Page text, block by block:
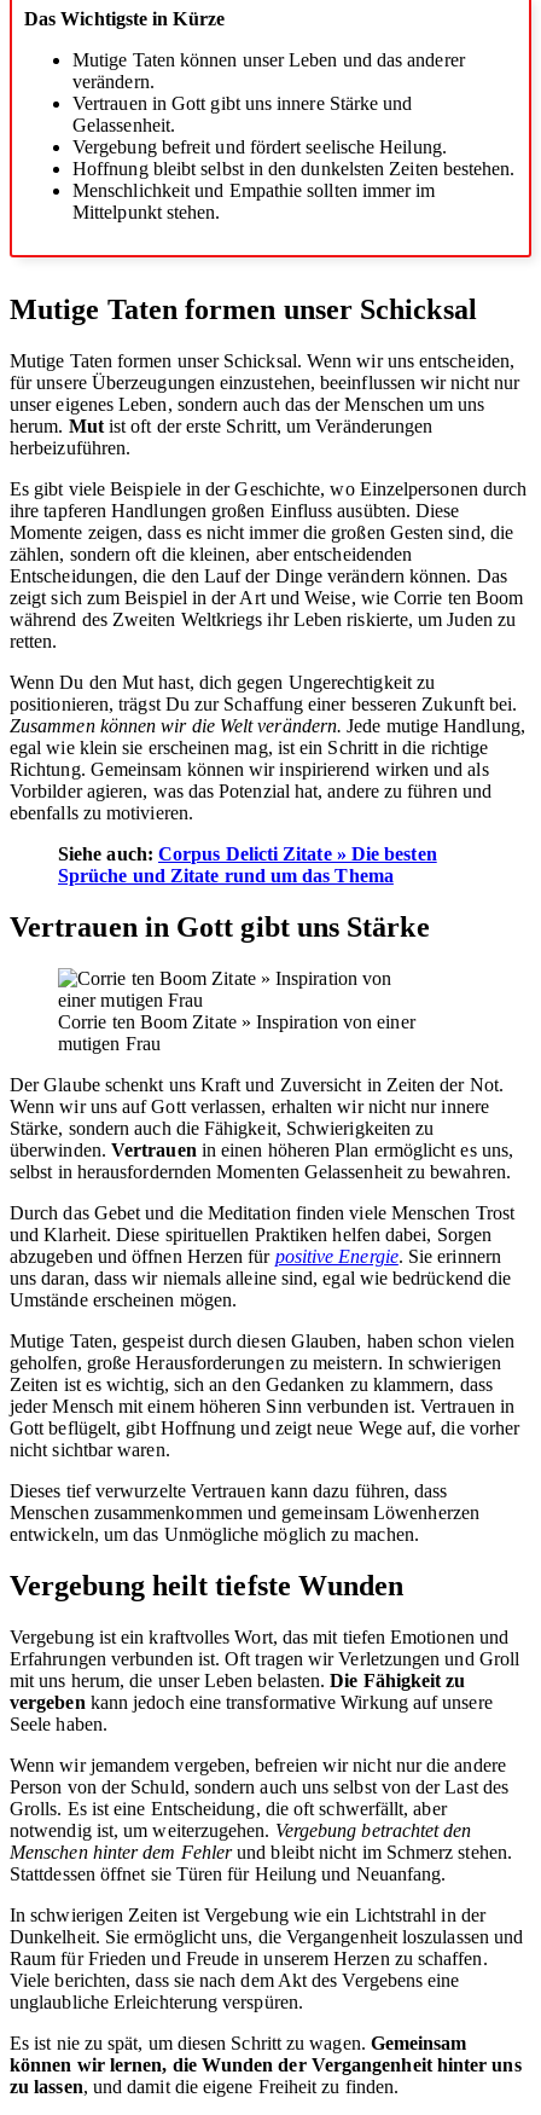
Das Wichtigste in Kürze
Mutige Taten können unser Leben und das anderer
verändern.
Vertrauen in Gott gibt uns innere Stärke und
Gelassenheit.
Vergebung befreit und fördert seelische Heilung.
Hoffnung bleibt selbst in den dunkelsten Zeiten bestehen.
Menschlichkeit und Empathie sollten immer im
Mittelpunkt stehen.
Mutige Taten formen unser Schicksal
Mutige Taten formen unser Schicksal. Wenn wir uns entscheiden,
für unsere Überzeugungen einzustehen, beeinflussen wir nicht nur
unser eigenes Leben, sondern auch das der Menschen um uns
herum. Mutist oft der erste Schritt, um Veränderungen
herbeizuführen.
Es gibt viele Beispiele in der Geschichte, wo Einzelpersonen durch
ihre tapferen Handlungen großen Einfluss ausübten. Diese
Momente zeigen, dass es nicht immer die großen Gesten sind, die
zählen, sondern oft die kleinen, aber entscheidenden
Entscheidungen, die den Lauf der Dinge verändern können. Das
zeigt sich zum Beispiel in der Art und Weise, wie Corrie ten Boom
während des Zweiten Weltkriegs ihr Leben riskierte, um Juden zu
retten.
Wenn Du den Mut hast, dich gegen Ungerechtigkeit zu
positionieren, trägst Du zur Schaffung einer besseren Zukunft bei.
Zusammen können wir die Welt verändern. Jede mutige Handlung,
egal wie klein sie erscheinen mag, ist ein Schritt in die richtige
Richtung. Gemeinsam können wir inspirierend wirken und als
Vorbilder agieren, was das Potenzial hat, andere zu führen und
ebenfalls zu motivieren.
Siehe auch: Corpus Delicti Zitate » Die besten
Sprüche und Zitate rund um das Thema
Vertrauen in Gott gibt uns Stärke
Corrie ten Boom Zitate » Inspiration von einer
mutigen Frau
Der Glaube schenkt uns Kraft und Zuversicht in Zeiten der Not.
Wenn wir uns auf Gott verlassen, erhalten wir nicht nur innere
Stärke, sondern auch die Fähigkeit, Schwierigkeiten zu
überwinden. Vertrauen in einen höheren Plan ermöglicht es uns,
selbst in herausfordernden Momenten Gelassenheit zu bewahren.
Durch das Gebet und die Meditation finden viele Menschen Trost
und Klarheit. Diese spirituellen Praktiken helfen dabei, Sorgen
abzugeben und öffnen Herzen für positive Energie. Sie erinnern
uns daran, dass wir niemals alleine sind, egal wie bedrückend die
Umstände erscheinen mögen.
Mutige Taten, gespeist durch diesen Glauben, haben schon vielen
geholfen, große Herausforderungen zu meistern. In schwierigen
Zeiten ist es wichtig, sich an den Gedanken zu klammern, dass
jeder Mensch mit einem höheren Sinn verbunden ist. Vertrauen in
Gott beflügelt, gibt Hoffnung und zeigt neue Wege auf, die vorher
nicht sichtbar waren.
Dieses tief verwurzelte Vertrauen kann dazu führen, dass
Menschen zusammenkommen und gemeinsam Löwenherzen
entwickeln, um das Unmögliche möglich zu machen.
Vergebung heilt tiefste Wunden
Vergebung ist ein kraftvolles Wort, das mit tiefen Emotionen und
Erfahrungen verbunden ist. Oft tragen wir Verletzungen und Groll
mit uns herum, die unser Leben belasten.Die Fähigkeit zu
vergeben kann jedoch eine transformative Wirkung auf unsere
Seele haben.
Wenn wir jemandem vergeben, befreien wir nicht nur die andere
Person von der Schuld, sondern auch uns selbst von der Last des
Grolls. Es ist eine Entscheidung, die oft schwerfällt, aber
notwendig ist, um weiterzugehen. Vergebung betrachtet den
Menschen hinter dem Fehlerund bleibt nicht im Schmerz stehen.
Stattdessen öffnet sie Türen für Heilung und Neuanfang.
In schwierigen Zeiten ist Vergebung wie ein Lichtstrahl in der
Dunkelheit. Sie ermöglicht uns, die Vergangenheit loszulassen und
Raum für Frieden und Freude in unserem Herzen zu schaffen.
Viele berichten, dass sie nach dem Akt des Vergebens eine
unglaubliche Erleichterung verspüren.
Es ist nie zu spät, um diesen Schritt zu wagen. Gemeinsam
können wir lernen, die Wunden der Vergangenheit hinter uns
zu lassen, und damit die eigene Freiheit zu finden.